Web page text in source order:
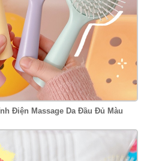
Điện Massage Da Đầu Đủ Màu